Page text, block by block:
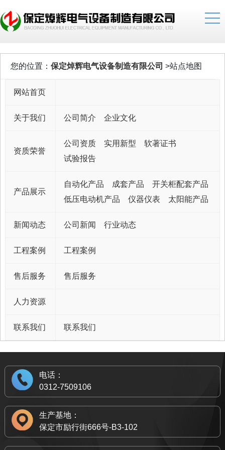
您的位置： 保定焯辉电气设备制造有限公司 >站点地图
网站首页
关于我们 公司简介 企业文化
资质荣誉
公司资质 实用新型
软著证书
试验报告
产品展示
自动化产品 成套产品
开关柜配套产品
低压电动机产品
仪器仪表 太阳能产品
新闻动态 公司新闻 行业动态
工程案例 工程案例
售后服务 售后服务
人力资源
联系我们 联系我们
电话：
0312-7509106
生产基地：
保定市励行街666号-B3-102